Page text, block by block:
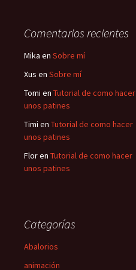
Comentarios recientes
Mika en Sobre mí
Xus en Sobre mí
Tomi en Tutorial de como hacer
unos patines
Timi en Tutorial de como hacer
unos patines
Floren Tutorial de como hacer
unos patines
Categorías
Abalorios
animación